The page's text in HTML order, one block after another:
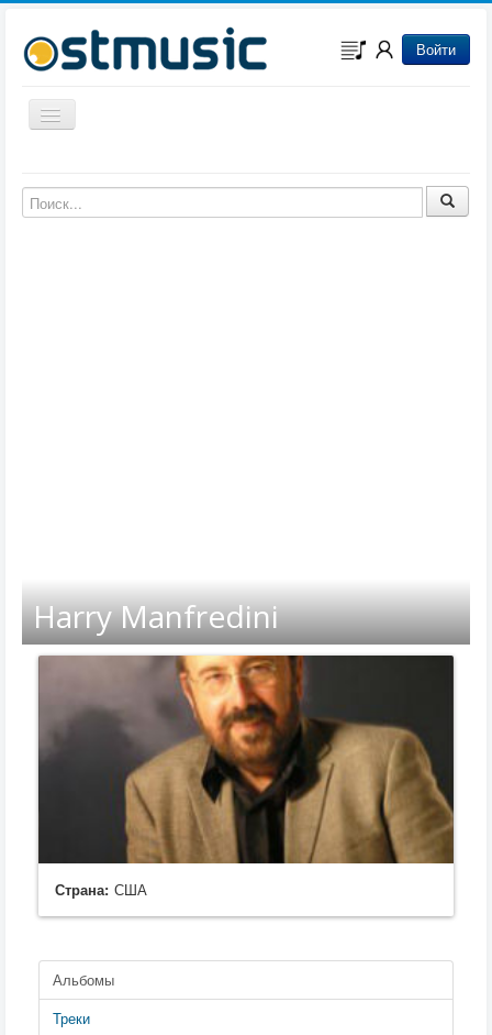
Войти
Включить/выключить навигацию
Музыка из мультфильмов
Музыка из сериалов
Harry Manfredini
Страна: США
Альбомы
Треки